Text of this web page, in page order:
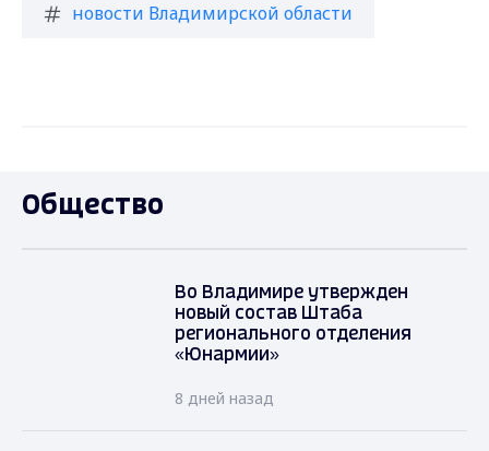
новости Владимирской области
Общество
Во Владимире утвержден
новый состав Штаба
регионального отделения
«Юнармии»
8 дней назад